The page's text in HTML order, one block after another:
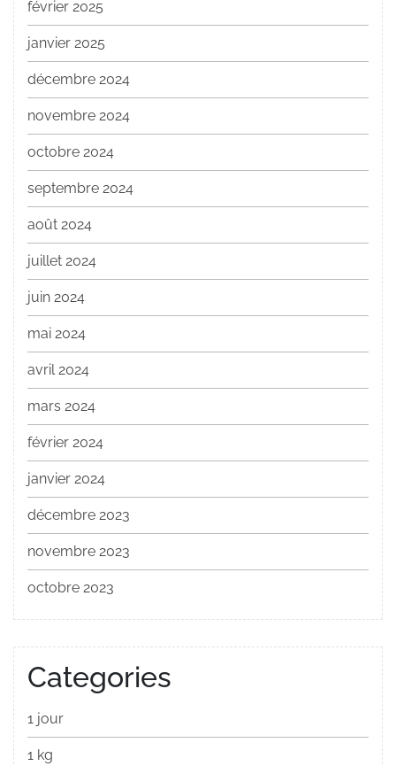
février 2025
janvier 2025
décembre 2024
novembre 2024
octobre 2024
septembre 2024
août 2024
juillet 2024
juin 2024
mai 2024
avril 2024
mars 2024
février 2024
janvier 2024
décembre 2023
novembre 2023
octobre 2023
Categories
1 jour
1 kg